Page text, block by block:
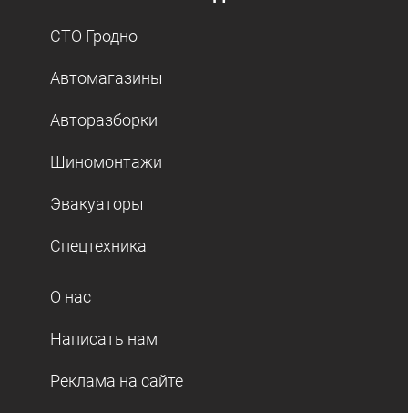
СТО Гродно
Автомагазины
Авторазборки
Шиномонтажи
Эвакуаторы
Спецтехника
О нас
Написать нам
Реклама на сайте